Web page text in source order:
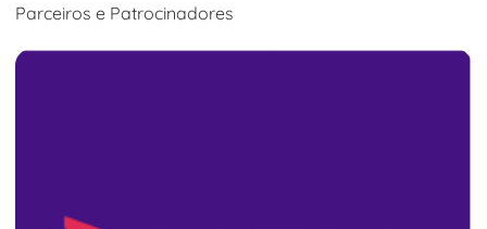
Parceiros e Patrocinadores